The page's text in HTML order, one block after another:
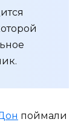
поймали